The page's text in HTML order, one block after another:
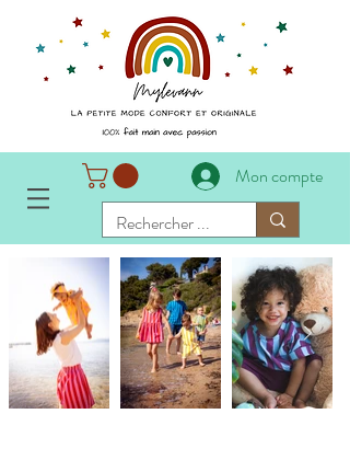
Mon compte